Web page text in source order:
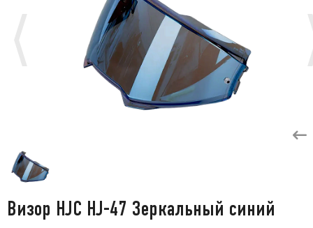
Визор HJC HJ-47 Зеркальный синий